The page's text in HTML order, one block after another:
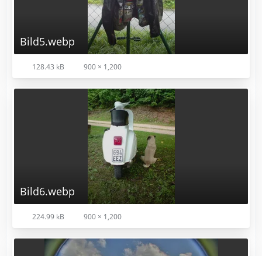
Bild5.webp
128.43 kB 900 × 1,200
Bild6.webp
224.99 kB 900 × 1,200